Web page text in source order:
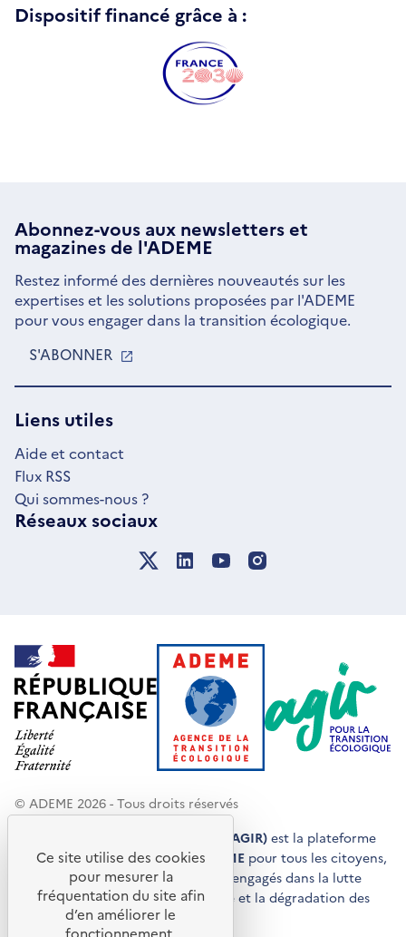
Dispositif financé grâce à :
Abonnez-vous aux newsletterset
magazines de l'ADEME
Restez informé des dernières nouveautés sur les
expertises et les solutions proposées par l'ADEME
pour vous engager dans la transition écologique.
S'ABONNER
UNE
Liens utiles
Aide et contact
Flux RSS
Qui sommes-nous ?
Réseaux sociaux
© ADEME 2026 - Tous droits réservés
Agir pour la transition écologique (AGIR) est la plateforme
de conseils et de services de l'ADEME pour tous les citoyens,
acteurs économiques et territoires engagés dans la lutte
contre le réchauffement climatique et la dégradation des
ressources.
Ce site utilise des cookies
pour mesurer la
fréquentation du site afin
d’en améliorer le
fonctionnement,